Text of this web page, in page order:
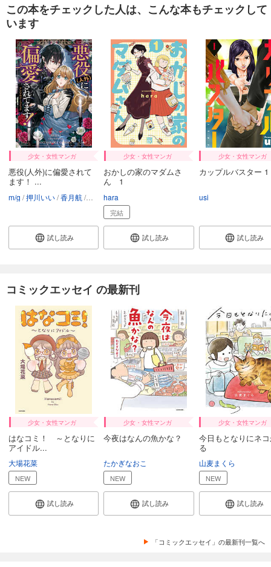
この本をチェックした人は、こんな本もチェックして
います
少女・女性マンガ
悪役(人外)に偏愛されて
ます！ ...
m/g 押川いい 香月航 淡谷こむぎ 安寿アジュリ
試し読み
少女・女性マンガ
おかしの家のマダムさ
ん 1
hara
完結
試し読み
少女・女性マンガ
カップルバスター 1
usi
試し読み
コミックエッセイ の最新刊
少女・女性マンガ
はなコミ！ ～となりに
アイドル...
大場花菜
NEW
試し読み
少女・女性マンガ
今夜はなんの魚かな？
たかぎなおこ
NEW
試し読み
少女・女性マンガ
今日もとなりにネ
る
山麦まくら
NEW
試し読み
「コミックエッセイ」の最新刊一覧へ